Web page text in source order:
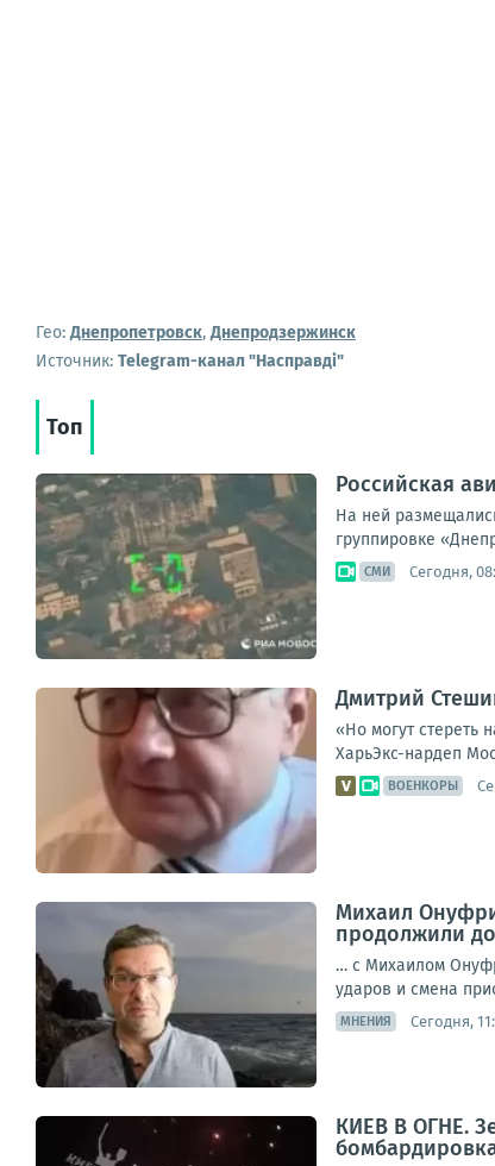
Гео:Днепропетровск,Днепродзержинск
Источник: Telegram-канал "Насправдi"
Топ
Российская
На ней
группировке
СМИ Сегодня,
Дмитрий
«Но могут стереть
ХарьЭкс-нардеп
ВОЕНКОРЫ
Михаил
продолжили
… с Михаилом
ударов и смена
МНЕНИЯ Сегодня,
КИЕВ В ОГНЕ.